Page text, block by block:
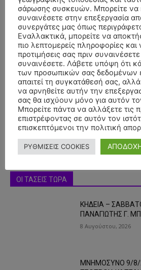
- Advertisment -
ΟΙ ΤΑΣΕΙΣ ΤΩΡΑ
ΚΗΔΕΙΑ –
ΠΑΝΑΓΙΩΤΗΣ Γ.
8 Αυγούστου, 2026
ΜΝΗΜΟΣΥΝΟ 9/8/
σάρωσης συσκευών. Μπορείτε να
συναινέσετε στην επεξεργασία
συνεργάτες μας όπως
Εναλλακτικά, μπορείτε να
πιο λεπτομερείς πληροφορίες και
προτιμήσεις σας πριν
συναινέσετε. Λάβετε υπόψη ότι
των προσωπικών σας δεδομένων
απαιτεί τη συγκατάθεσή σας,
να αρνηθείτε αυτήν την
σας θα ισχύουν μόνο για αυτόν
Μπορείτε πάντα να αλλάξετε τις
επιστρέφοντας σε αυτόν τον
επισκεπτόμενοι την πολιτική
ΡΥΘΜΙΣΕΙΣ COOKIES